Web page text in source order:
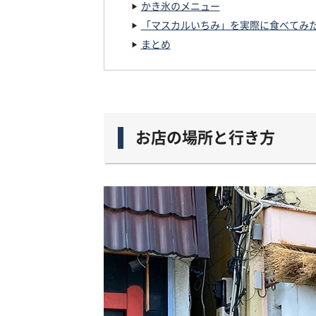
かき氷のメニュー
「マスカルいちみ」を実際に食べてみ
まとめ
お店の場所と行き方